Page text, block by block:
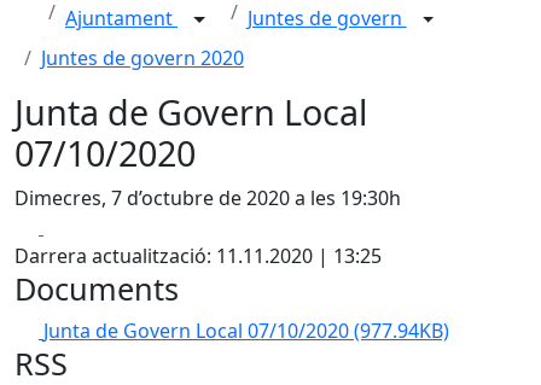
Ajuntament
Juntes de govern
Juntes de govern 2020
Junta de Govern Local
07/10/2020
Dimecres, 7 d’octubre de 2020 a les 19:30h
Darrera actualització: 11.11.2020 | 13:25
Documents
Junta de Govern Local 07/10/2020(977.94KB)
RSS